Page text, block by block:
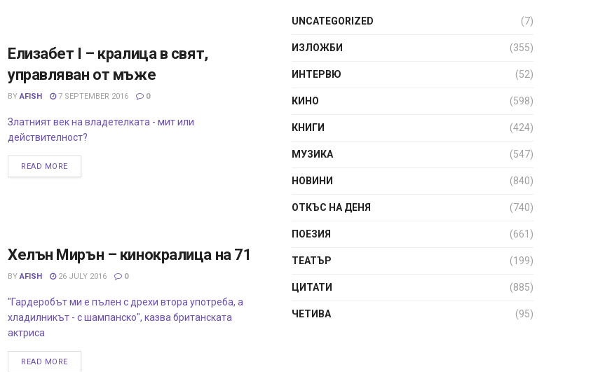
Елизабет I – кралица в свят,
управляван от мъже
BY AFISH 7 SEPTEMBER 2016 0
Златният век на владетелката - мит или
действителност?
READ MORE
Хелън Мирън – кинокралица на 71
BY AFISH 26 JULY 2016 0
"Гардеробът ми е пълен с дрехи втора употреба, а
хладилникът - с шампанско", казва британската
актриса
READ MORE
UNCATEGORIZED (7)
ИЗЛОЖБИ (355)
ИНТЕРВЮ (52)
КИНО (598)
КНИГИ (424)
МУЗИКА (547)
НОВИНИ (840)
ОТКЪС НА ДЕНЯ (740)
ПОЕЗИЯ (661)
ТЕАТЪР (199)
ЦИТАТИ (885)
ЧЕТИВА (95)